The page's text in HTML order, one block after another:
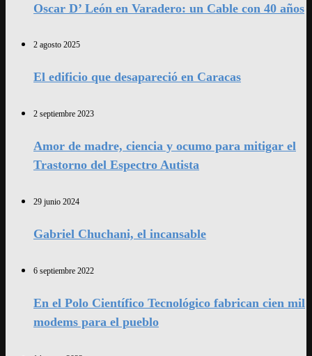
Oscar D’ León en Varadero: un Cable con 40 años
2 agosto 2025
El edificio que desapareció en Caracas
2 septiembre 2023
Amor de madre, ciencia y ocumo para mitigar el
Trastorno del Espectro Autista
29 junio 2024
Gabriel Chuchani, el incansable
6 septiembre 2022
En el Polo Científico Tecnológico fabrican cien mil
modems para el pueblo